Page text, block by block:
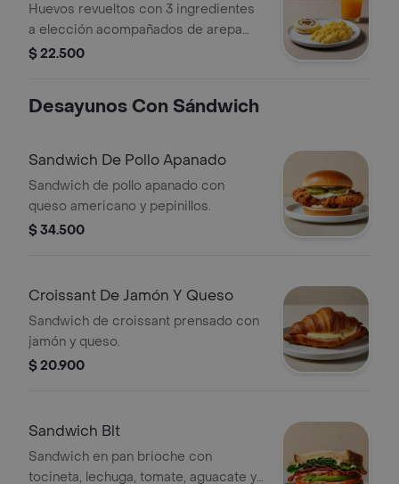
Huevos revueltos con 3 ingredientes
a elección acompañados de arepa
paisa y bebida.
$ 22.500
Desayunos Con Sándwich
Sandwich De Pollo Apanado
Sandwich de pollo apanado con
queso americano y pepinillos.
$ 34.500
Croissant De Jamón Y Queso
Sandwich de croissant prensado con
jamón y queso.
$ 20.900
Sandwich Blt
Sandwich en pan brioche con
tocineta, lechuga, tomate, aguacate y